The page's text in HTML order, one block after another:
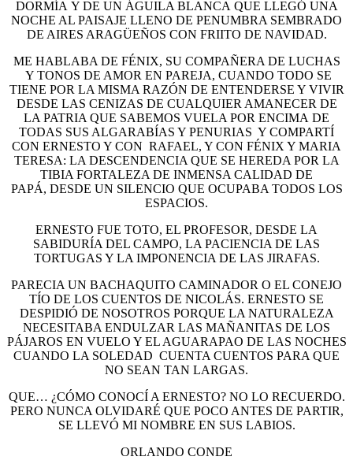
DORMÍA Y DE UN ÁGUILA BLANCA QUE LLEGÓ UNA
NOCHE AL PAISAJE LLENO DE PENUMBRA SEMBRADO
DE AIRES ARAGÜEÑOS CON FRIITO DE NAVIDAD.
ME HABLABA DE FÉNIX, SU COMPAÑERA DE LUCHAS
Y TONOS DE AMOR EN PAREJA, CUANDO TODO SE
TIENE POR LA MISMA RAZÓN DE ENTENDERSE Y VIVIR
DESDE LAS CENIZAS DE CUALQUIER AMANECER DE
LA PATRIA QUE SABEMOS VUELA POR ENCIMA DE
TODAS SUS ALGARABÍAS Y PENURIAS Y COMPARTÍ
CON ERNESTO Y CON RAFAEL, Y CON FÉNIX Y MARIA
TERESA: LA DESCENDENCIA QUE SE HEREDA POR LA
TIBIA FORTALEZA DE INMENSA CALIDAD DE
PAPÁ, DESDE UN SILENCIO QUE OCUPABA TODOS LOS
ESPACIOS.
ERNESTO FUE TOTO, EL PROFESOR, DESDE LA
SABIDURÍA DEL CAMPO, LA PACIENCIA DE LAS
TORTUGAS Y LA IMPONENCIA DE LAS JIRAFAS.
PARECIA UN BACHAQUITO CAMINADOR O EL CONEJO
TÍO DE LOS CUENTOS DE NICOLÁS. ERNESTO SE
DESPIDIÓ DE NOSOTROS PORQUE LA NATURALEZA
NECESITABA ENDULZAR LAS MAÑANITAS DE LOS
PÁJAROS EN VUELO Y EL AGUARAPAO DE LAS NOCHES
CUANDO LA SOLEDAD CUENTA CUENTOS PARA QUE
NO SEAN TAN LARGAS.
QUE… ¿CÓMO CONOCÍ A ERNESTO? NO LO RECUERDO.
PERO NUNCA OLVIDARÉ QUE POCO ANTES DE PARTIR,
SE LLEVÓ MI NOMBRE EN SUS LABIOS.
ORLANDO CONDE